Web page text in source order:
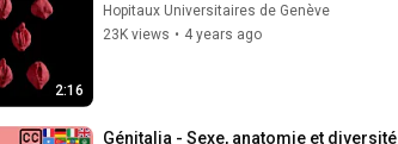
2:16
Hopitaux Universitaires de Genève
23K views • 4 years ago
Génitalia - Sexe, anatomie et diversité